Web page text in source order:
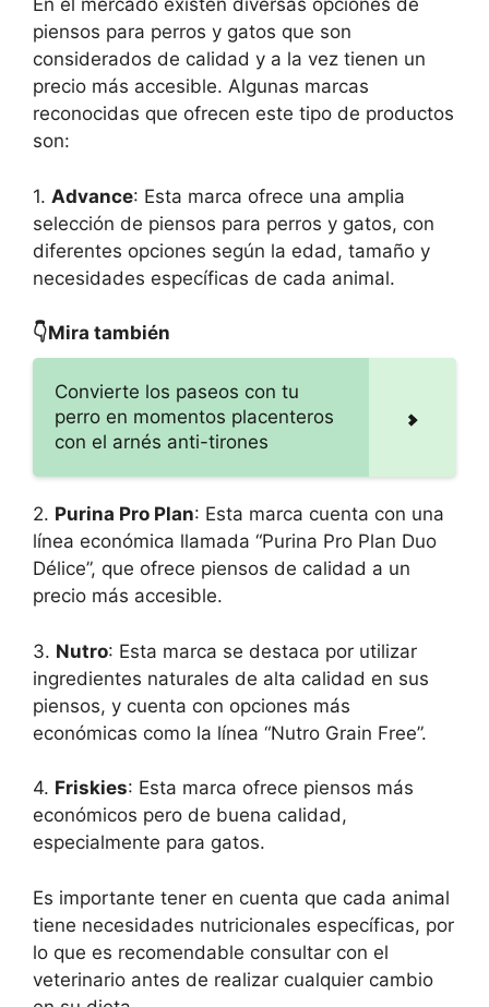
En el mercado existen diversas opciones de
piensos para perros y gatos que son
considerados de calidad y a la vez tienen un
precio más accesible. Algunas marcas
reconocidas que ofrecen este tipo de productos
son:
1. Advance: Esta marca ofrece una amplia
selección de piensos para perros y gatos, con
diferentes opciones según la edad, tamaño y
necesidades específicas de cada animal.
👇Mira también
Convierte los paseos con tu
perro en momentos placenteros
con el arnés anti-tirones
2. Purina Pro Plan: Esta marca cuenta con una
línea económica llamada “Purina Pro Plan Duo
Délice”, que ofrece piensos de calidad a un
precio más accesible.
3. Nutro: Esta marca se destaca por utilizar
ingredientes naturales de alta calidad en sus
piensos, y cuenta con opciones más
económicas como la línea “Nutro Grain Free”.
4. Friskies: Esta marca ofrece piensos más
económicos pero de buena calidad,
especialmente para gatos.
Es importante tener en cuenta que cada animal
tiene necesidades nutricionales específicas, por
lo que es recomendable consultar con el
veterinario antes de realizar cualquier cambio